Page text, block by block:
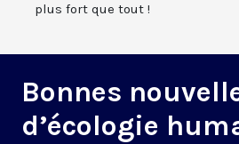
plus fort que tout !
Bonnes
d’écologie